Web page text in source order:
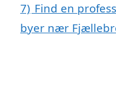
7) Find en
byer nær